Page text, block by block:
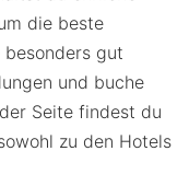
die beste
gut
und buche
Seite findest du
zu den Hotels